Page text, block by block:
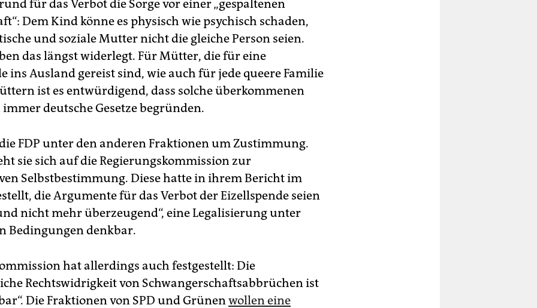
für das Verbot die Sorge vor einer „gespaltenen
Dem Kind könne es physisch wie psychisch schaden,
und soziale Mutter nicht die gleiche Person seien.
das längst widerlegt. Für Mütter, die für eine
ins Ausland gereist sind, wie auch für jede queere Familie
ist es entwürdigend, dass solche überkommenen
deutsche Gesetze begründen.
FDP unter den anderen Fraktionen um Zustimmung.
sie sich auf die Regierungskommission zur
Selbstbestimmung. Diese hatte in ihrem Bericht im
die Argumente für das Verbot der Eizellspende seien
nicht mehr überzeugend“, eine Legalisierung unter
Bedingungen denkbar.
hat allerdings auch festgestellt: Die
Rechtswidrigkeit von Schwangerschaftsabbrüchen ist
Die Fraktionen von SPD und Grünen wollen eine